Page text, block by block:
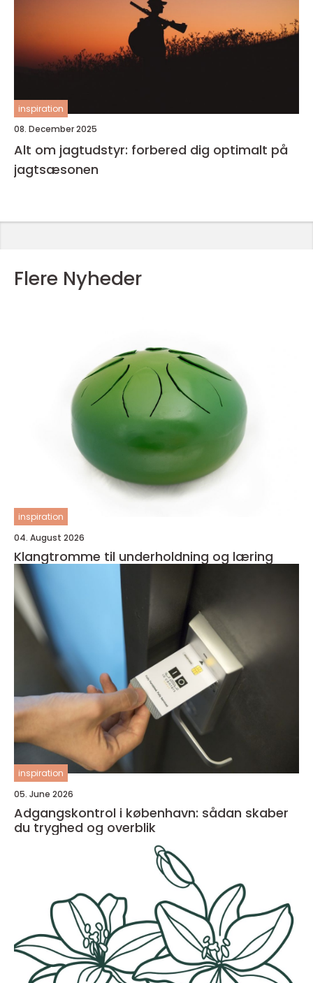
inspiration
08. December 2025
Alt om jagtudstyr: forbered dig optimalt på
jagtsæsonen
Flere Nyheder
inspiration
04. August 2026
Klangtromme til underholdning og læring
inspiration
05. June 2026
Adgangskontrol i københavn: sådan skaber
du tryghed og overblik